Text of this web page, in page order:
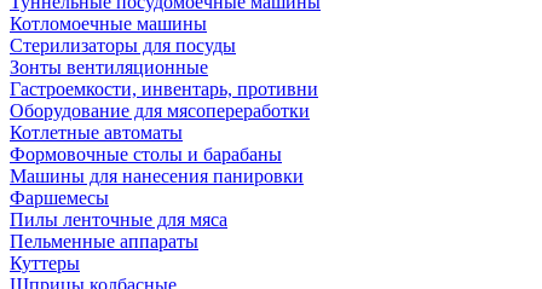
Котломоечные машины
Стерилизаторы для посуды
Зонты вентиляционные
Гастроемкости, инвентарь, противни
Оборудование для мясопереработки
Котлетные автоматы
Формовочные столы и барабаны
Машины для нанесения панировки
Фаршемесы
Пилы ленточные для мяса
Пельменные аппараты
Куттеры
Шприцы колбасные